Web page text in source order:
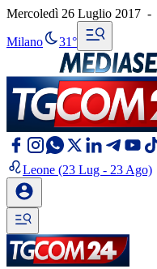
Mercoledì 26 Luglio 2017 -
Milano 31°
Leone (23 Lug - 23 Ago)